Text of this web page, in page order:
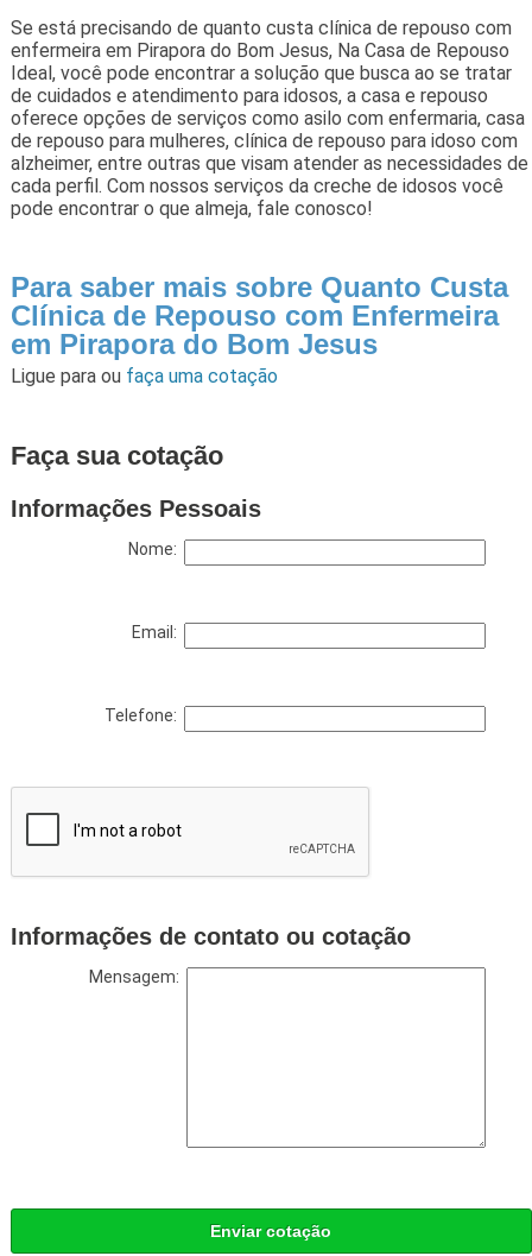
Se está precisando de quanto custa clínica de repouso com
enfermeira em Pirapora do Bom Jesus, Na Casa de Repouso
Ideal, você pode encontrar a solução que busca ao se tratar
de cuidados e atendimento para idosos, a casa e repouso
oferece opções de serviços como asilo com enfermaria, casa
de repouso para mulheres, clínica de repouso para idoso com
alzheimer, entre outras que visam atender as necessidades de
cada perfil. Com nossos serviços da creche de idosos você
pode encontrar o que almeja, fale conosco!
Para saber mais sobre Quanto Custa
Clínica de Repouso com Enfermeira
em Pirapora do Bom Jesus
Ligue para ou faça uma cotação
Faça sua cotação
Informações Pessoais
Nome:
Email:
Telefone:
Informações de contato ou cotação
Mensagem:
Enviar cotação